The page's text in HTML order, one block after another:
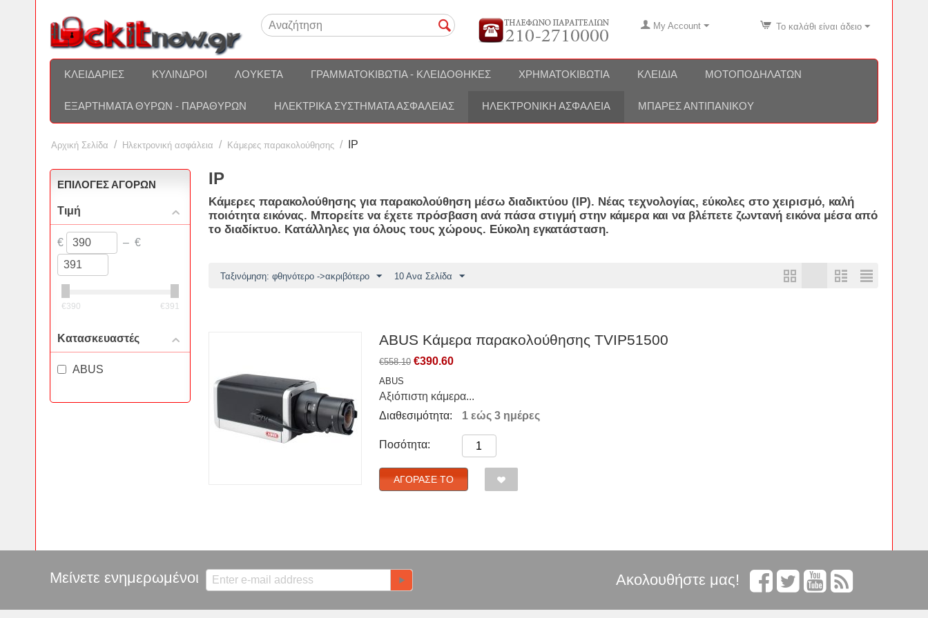
My Account Το καλάθι είναι άδειο
ΚΛΕΙΔΑΡΙΈΣ ΚΎΛΙΝΔΡΟΙ ΛΟΥΚΈΤΑ ΓΡΑΜΜΑΤΟΚΙΒΏΤΙΑ - ΚΛΕΙΔΟΘΉΚΕΣ ΧΡΗΜΑΤΟΚΙΒΏΤΙΑ ΚΛΕΙΔΙΆ ΜΟΤΟΠΟΔΗΛΆΤΩΝ
ΕΞΑΡΤΉΜΑΤΑ ΘΥΡΏΝ - ΠΑΡΑΘΎΡΩΝ ΗΛΕΚΤΡΙΚΆ ΣΥΣΤΉΜΑΤΑ ΑΣΦΑΛΕΊΑΣ ΗΛΕΚΤΡΟΝΙΚΉ ΑΣΦΆΛΕΙΑ ΜΠΆΡΕΣ ΑΝΤΙΠΑΝΙΚΟΎ
Αρχική Σελίδα / Ηλεκτρονική ασφάλεια / Kάμερες παρακολούθησης / IP
ΕΠΙΛΟΓΈΣ ΑΓΟΡΏΝ
Τιμή
€ – €
€390 €391
Κατασκευαστές
ABUS
IP
Κάμερες παρακολούθησης για παρακολούθηση μέσω διαδικτύου (IP). Νέας τεχνολογίας, εύκολες στο χειρισμό, καλή
ποιότητα εικόνας. Μπορείτε να έχετε πρόσβαση ανά πάσα στιγμή στην κάμερα και να βλέπετε ζωντανή εικόνα μέσα από
το διαδίκτυο. Κατάλληλες για όλους τους χώρους. Εύκολη εγκατάσταση.
Ταξινόμηση: φθηνότερο ->ακριβότερο 10 Ανα Σελίδα
ABUS Κάμερα παρακολούθησης TVIP51500
€558.10 €390.60
ABUS
Αξιόπιστη κάμερα...
Διαθεσιμότητα:
1 εώς 3 ημέρες
Ποσότητα:
ΑΓΌΡΑΣΈ ΤΟ
Μείνετε ενημερωμένοι Ακολουθήστε μας!